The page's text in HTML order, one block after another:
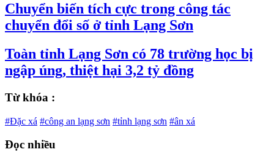
Chuyển biến tích cực trong công tác
chuyển đổi số ở tỉnh Lạng Sơn
Toàn tỉnh Lạng Sơn có 78 trường học bị
ngập úng, thiệt hại 3,2 tỷ đồng
Từ khóa :
#Đặc xá #công an lạng sơn #tỉnh lạng sơn #ân xá
Đọc nhiều